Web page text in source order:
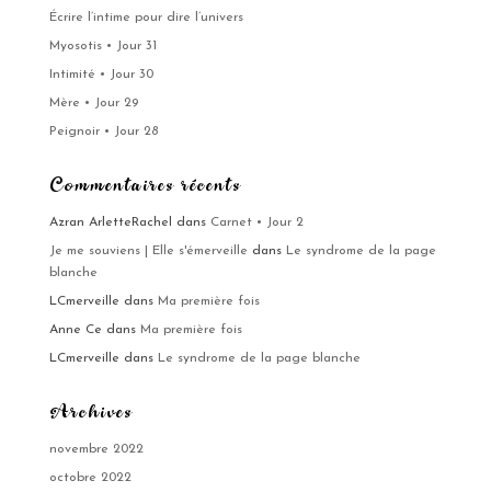
Écrire l’intime pour dire l’univers
Myosotis • Jour 31
Intimité • Jour 30
Mère • Jour 29
Peignoir • Jour 28
Commentaires récents
Azran ArletteRachel dans Carnet • Jour 2
Je me souviens | Elle s'émerveille dans Le syndrome de la page
blanche
LCmerveille dans Ma première fois
Anne Ce dans Ma première fois
LCmerveille dans Le syndrome de la page blanche
Archives
novembre 2022
octobre 2022